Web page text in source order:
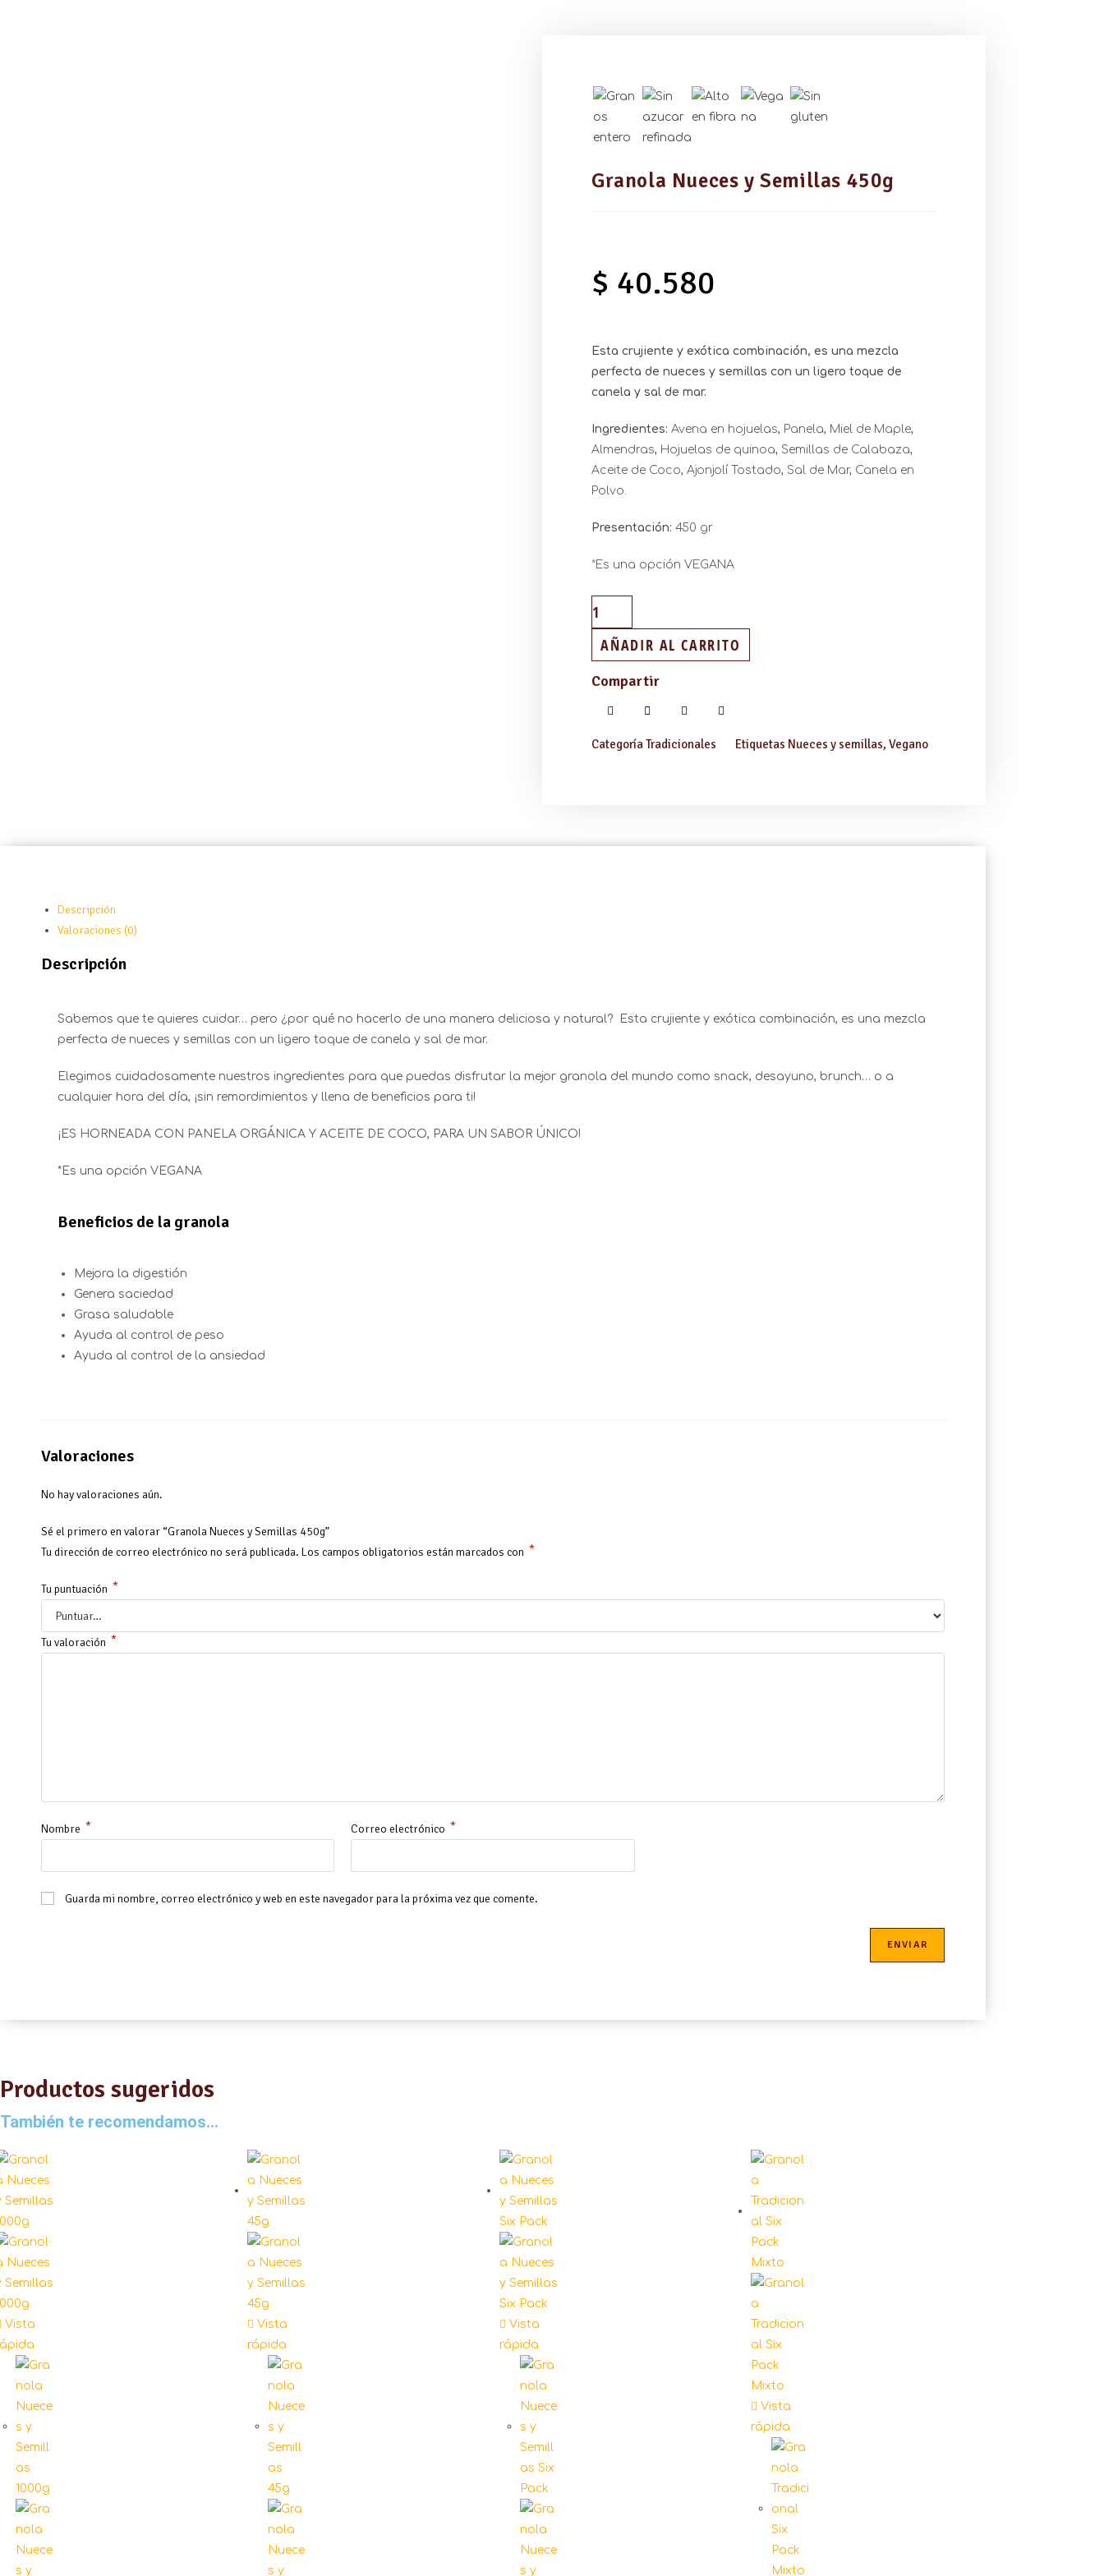
Granola Nueces y Semillas 450g
$ 40.580
Esta crujiente y exótica combinación, es una mezcla
perfecta de nueces y semillas con un ligero toque de
canela y sal de mar.
Ingredientes: Avena en hojuelas, Panela, Miel de Maple,
Almendras, Hojuelas de quinoa, Semillas de Calabaza,
Aceite de Coco, Ajonjolí Tostado, Sal de Mar, Canela en
Polvo.
Presentación: 450 gr
*Es una opción VEGANA
AÑADIR AL CARRITO
Compartir
CategoríaTradicionales Etiquetas Nueces y semillas, Vegano
Descripción
Valoraciones (0)
Descripción
Sabemos que te quieres cuidar… pero ¿por qué no hacerlo de una manera deliciosa y natural? Esta crujiente y exótica combinación, es una mezcla
perfecta de nueces y semillas con un ligero toque de canela y sal de mar.
Elegimos cuidadosamente nuestros ingredientes para que puedas disfrutar la mejor granola del mundo como snack, desayuno, brunch… o a
cualquier hora del día, ¡sin remordimientos y llena de beneficios para ti!
¡ES HORNEADA CON PANELA ORGÁNICA Y ACEITE DE COCO, PARA UN SABOR ÚNICO!
*Es una opción VEGANA
Beneficios de la granola
Mejora la digestión
Genera saciedad
Grasa saludable
Ayuda al control de peso
Ayuda al control de la ansiedad
Valoraciones
No hay valoraciones aún.
Sé el primero en valorar “Granola Nueces y Semillas 450g”
Tu dirección de correo electrónico no será publicada. Los campos obligatorios están marcados con *
Tu puntuación *
Tu valoración *
Nombre * Correo electrónico *
Guarda mi nombre, correo electrónico y web en este navegador para la próxima vez que comente.
Productos sugeridos
También te recomendamos…
Vista
Vista
rápida
Vista
rápida
Vista
rápida